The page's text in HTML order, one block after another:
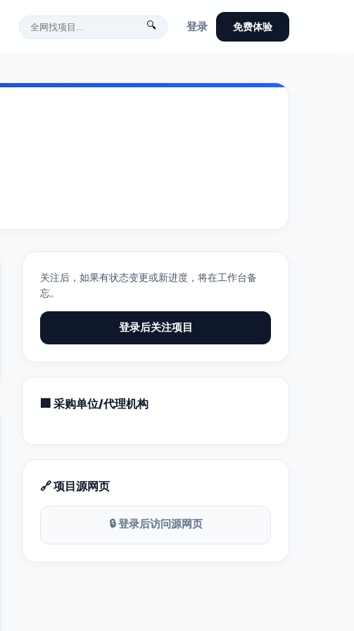
🔍 登录 免费体验
关注后，如果有状态变更或新进度，将在工作台备
忘。
登录后关注项目
🏢 采购单位/代理机构
🔗 项目源网页
🔒 登录后访问源网页